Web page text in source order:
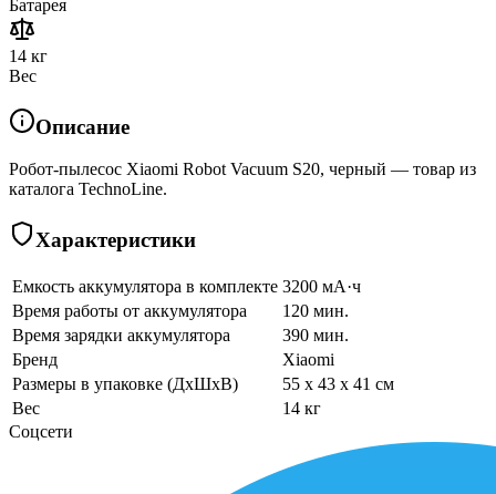
Батарея
14 кг
Вес
Описание
Робот-пылесос Xiaomi Robot Vacuum S20, черный — товар из
каталога TechnoLine.
Характеристики
Емкость аккумулятора в комплекте 3200 мА·ч
Время работы от аккумулятора
120 мин.
Время зарядки аккумулятора
390 мин.
Бренд
Xiaomi
Размеры в упаковке (ДхШхВ)
55 x 43 x 41 см
Вес
14 кг
Соцсети